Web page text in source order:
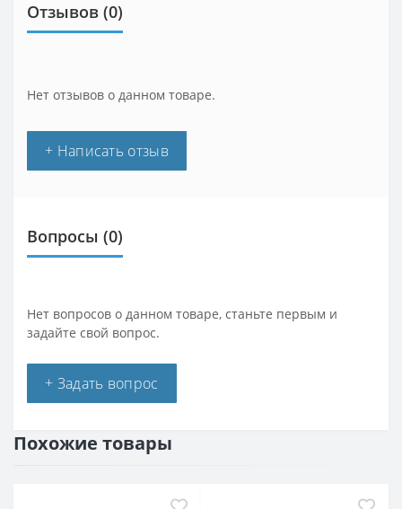
Отзывов (0)
Нет отзывов о данном товаре.
+ Написать отзыв
Вопросы (0)
Нет вопросов о данном товаре, станьте первым и
задайте свой вопрос.
+ Задать вопрос
Похожие товары